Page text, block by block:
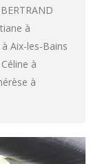
à
Aix-les-Bains
à
à